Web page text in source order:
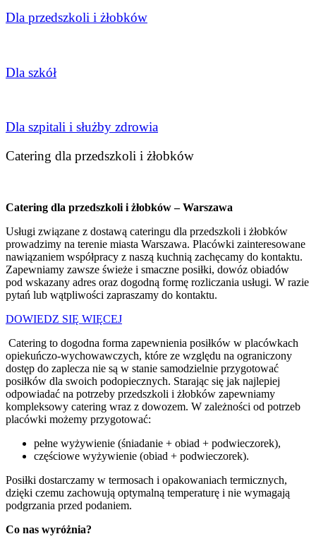
Dla przedszkoli i żłobków
Dla szkół
Dla szpitali i służby zdrowia
Catering dla przedszkoli i żłobków
Catering dla przedszkoli i żłobków – Warszawa
Usługi związane z dostawą cateringu dla przedszkoli i żłobków
prowadzimy na terenie miasta Warszawa. Placówki zainteresowane
nawiązaniem współpracy z naszą kuchnią zachęcamy do kontaktu.
Zapewniamy zawsze świeże i smaczne posiłki, dowóz obiadów
pod wskazany adres oraz dogodną formę rozliczania usługi. W razie
pytań lub wątpliwości zapraszamy do kontaktu.
DOWIEDZ SIĘ WIĘCEJ
Catering to dogodna forma zapewnienia posiłków w placówkach
opiekuńczo-wychowawczych, które ze względu na ograniczony
dostęp do zaplecza nie są w stanie samodzielnie przygotować
posiłków dla swoich podopiecznych. Starając się jak najlepiej
odpowiadać na potrzeby przedszkoli i żłobków zapewniamy
kompleksowy catering wraz z dowozem. W zależności od potrzeb
placówki możemy przygotować:
pełne wyżywienie (śniadanie + obiad + podwieczorek),
częściowe wyżywienie (obiad + podwieczorek).
Posiłki dostarczamy w termosach i opakowaniach termicznych,
dzięki czemu zachowują optymalną temperaturę i nie wymagają
podgrzania przed podaniem.
Co nas wyróżnia?